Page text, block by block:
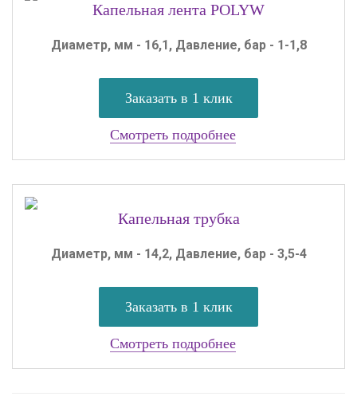
Капельная лента POLYW
Диаметр, мм - 16,1, Давление, бар - 1-1,8
Заказать в 1 клик
Смотреть подробнее
Капельная трубка
Диаметр, мм - 14,2, Давление, бар - 3,5-4
Заказать в 1 клик
Смотреть подробнее